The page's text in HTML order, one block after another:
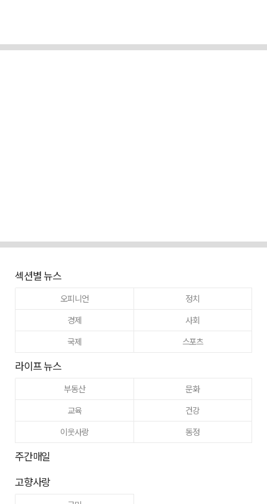
섹션별 뉴스
오피니언
정치
경제
사회
국제
스포츠
라이프 뉴스
부동산
문화
교육
건강
이웃사랑
동정
주간매일
고향사랑